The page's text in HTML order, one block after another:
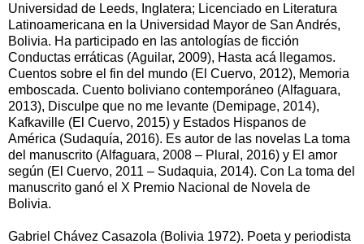
Universidad de Leeds, Inglatera; Licenciado en Literatura
Latinoamericana en la Universidad Mayor de San Andrés,
Bolivia. Ha participado en las antologías de ficción
Conductas erráticas (Aguilar, 2009), Hasta acá llegamos.
Cuentos sobre el fin del mundo (El Cuervo, 2012), Memoria
emboscada. Cuento boliviano contemporáneo (Alfaguara,
2013), Disculpe que no me levante (Demipage, 2014),
Kafkaville (El Cuervo, 2015) y Estados Hispanos de
América (Sudaquía, 2016). Es autor de las novelas La toma
del manuscrito (Alfaguara, 2008 – Plural, 2016) y El amor
según (El Cuervo, 2011 – Sudaquia, 2014). Con La toma del
manuscrito ganó el X Premio Nacional de Novela de
Bolivia.
Gabriel Chávez Casazola (Bolivia 1972). Poeta y periodista